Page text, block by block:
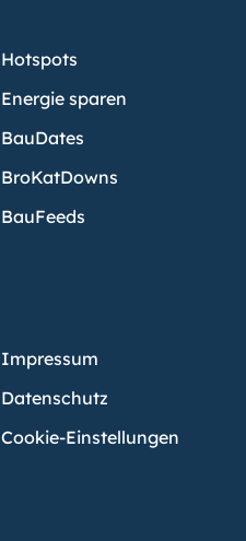
Hotspots
Energie sparen
BauDates
BroKatDowns
BauFeeds
Impressum
Datenschutz
Cookie-Einstellungen